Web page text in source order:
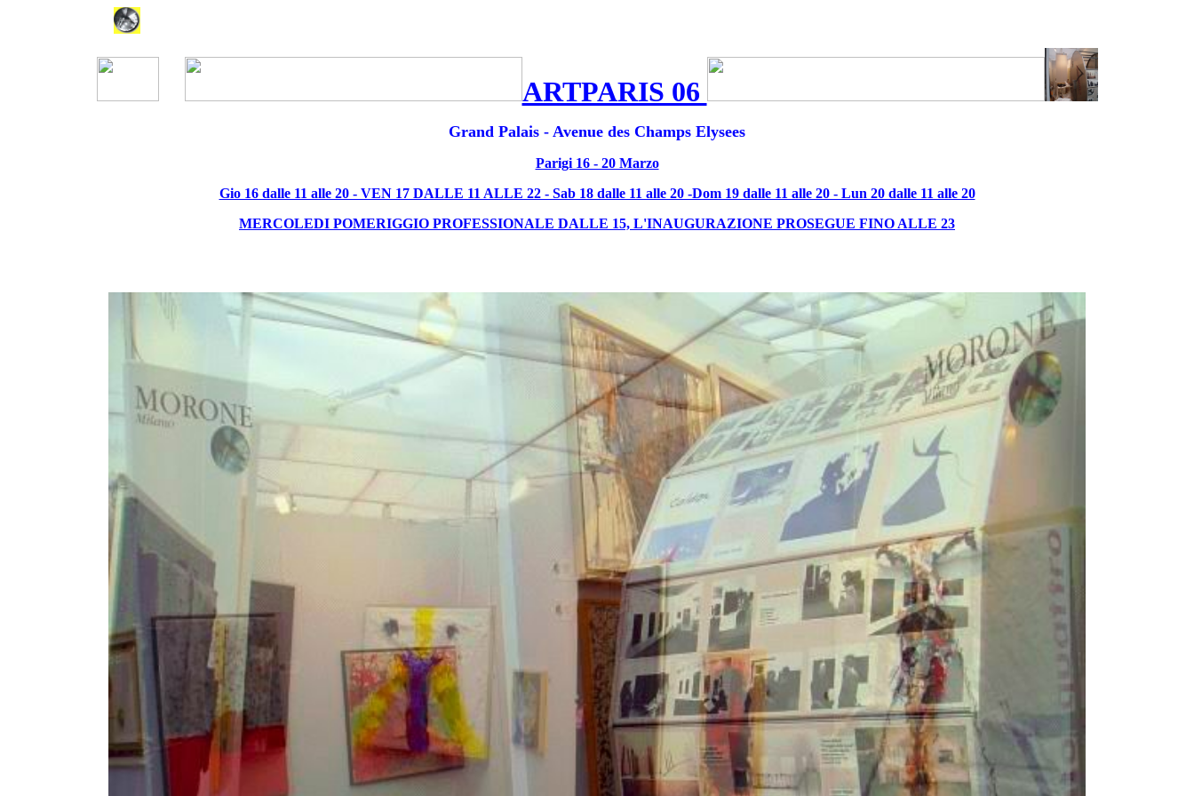
ARTPARIS 06
Grand Palais - Avenue des Champs Elysees
Parigi 16 - 20 Marzo
Gio 16 dalle 11 alle 20 - VEN 17 DALLE 11 ALLE 22 - Sab 18 dalle 11 alle 20 -Dom 19 dalle 11 alle 20 - Lun 20 dalle 11 alle 20
MERCOLEDI POMERIGGIO PROFESSIONALE DALLE 15, L'INAUGURAZIONE PROSEGUE FINO ALLE 23